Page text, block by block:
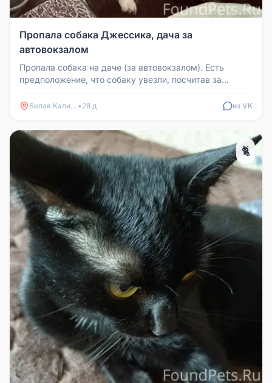
Пропала собака Джессика, дача за
автовокзалом
Пропала собака на даче (за автовокзалом). Есть
предположение, что собаку увезли, посчитав за
Белая Калитва • 28 д из VK
🐈